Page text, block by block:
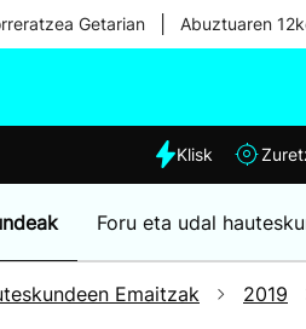
Getarian Abuztuaren
Eguraldia
Klisk
Foru eta udal
Emaitzak 2019